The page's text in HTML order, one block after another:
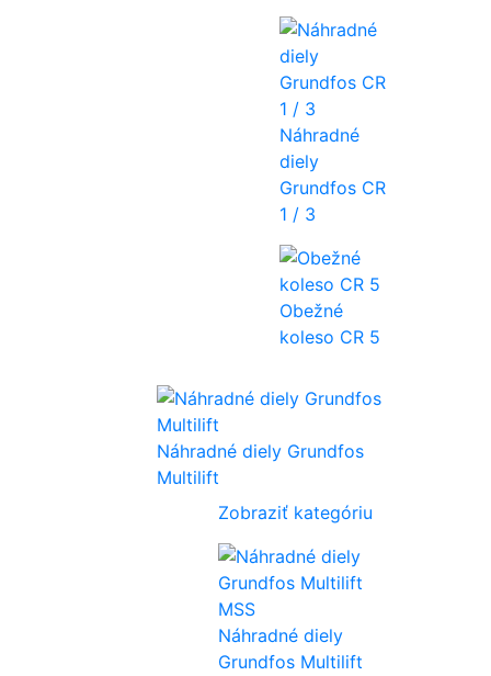
Náhradné
diely
Grundfos CR
1 / 3
Obežné
koleso CR 5
Náhradné diely Grundfos
Multilift
Zobraziť kategóriu
Náhradné diely
Grundfos Multilift